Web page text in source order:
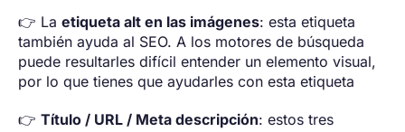
👉 La etiqueta alt en las imágenes: esta etiqueta
también ayuda al SEO. A los motores de búsqueda
puede resultarles difícil entender un elemento visual,
por lo que tienes que ayudarles con esta etiqueta
👉 Título / URL / Meta descripción: estos tres